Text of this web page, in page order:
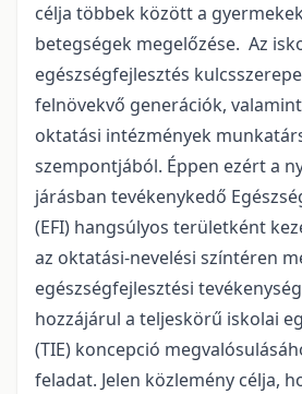
célja többek között a
betegségek megelőzése. Az
egészségfejlesztés
felnövekvő generációk,
oktatási intézmények
szempontjából. Éppen ezért a
járásban tevékenykedő
(EFI) hangsúlyos területként
az oktatási-nevelési színtéren
egészségfejlesztési
hozzájárul a teljeskörű iskolai
(TIE) koncepció
feladat. Jelen közlemény célja,